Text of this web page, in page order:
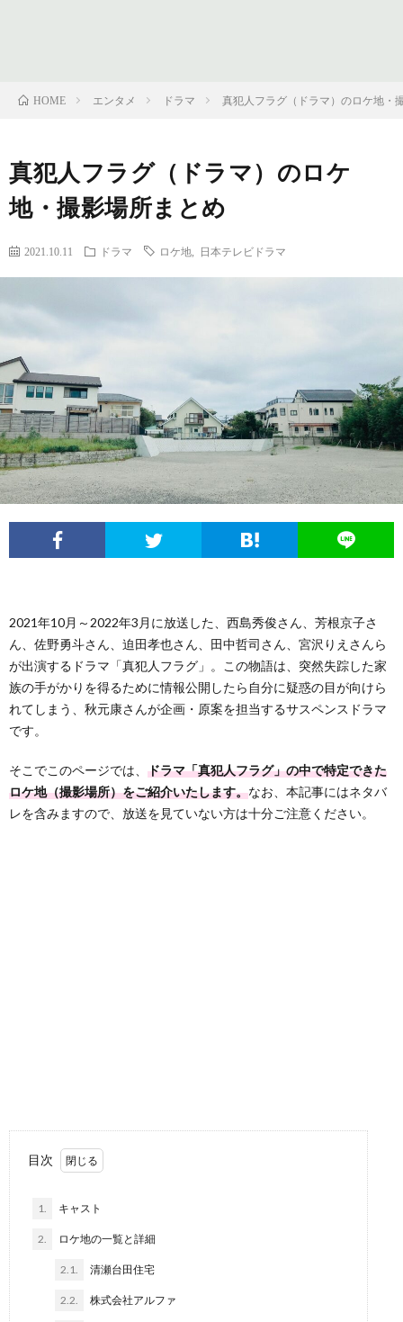
HOME エンタメ ドラマ 真犯人フラグ（ドラマ）のロケ地・
真犯人フラグ（ドラマ）のロケ
地・撮影場所まとめ
2021.10.11 ドラマ ロケ地 日本テレビドラマ
2021年10月～2022年3月に放送した、西島秀俊さん、芳根京子さ
ん、佐野勇斗さん、迫田孝也さん、田中哲司さん、宮沢りえさんら
が出演するドラマ「真犯人フラグ」。この物語は、突然失踪した家
族の手がかりを得るために情報公開したら自分に疑惑の目が向けら
れてしまう、秋元康さんが企画・原案を担当するサスペンスドラマ
です。
そこでこのページでは、 ドラマ「真犯人フラグ」の中で特定できた
ロケ地（撮影場所）をご紹介いたします。なお、本記事にはネタバ
レを含みますので、放送を見ていない方は十分ご注意ください。
目次
1. キャスト
2. ロケ地の一覧と詳細
2.1. 清瀬台田住宅
2.2. 株式会社アルファ